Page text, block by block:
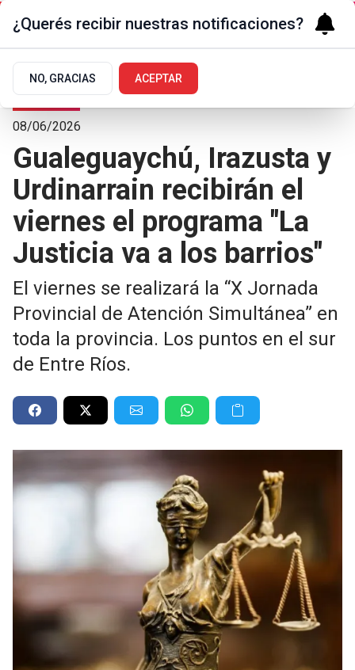
Judiciales
08/06/2026
Gualeguaychú, Irazusta y
Urdinarrain recibirán el
viernes el programa "La
Justicia va a los barrios"
El viernes se realizará la “X Jornada
Provincial de Atención Simultánea” en
toda la provincia. Los puntos en el sur
de Entre Ríos.
¿Querés recibir nuestras notificaciones?
NO, GRACIAS ACEPTAR